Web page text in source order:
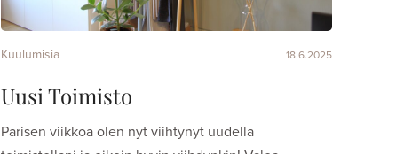
Kuulumisia 18.6.2025
Uusi Toimisto
Parisen viikkoa olen nyt viihtynyt uudella